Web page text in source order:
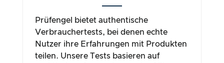
Prüfengel bietet authentische
Verbrauchertests, bei denen echte
Nutzer ihre Erfahrungen mit Produkten
teilen. Unsere Tests basieren auf